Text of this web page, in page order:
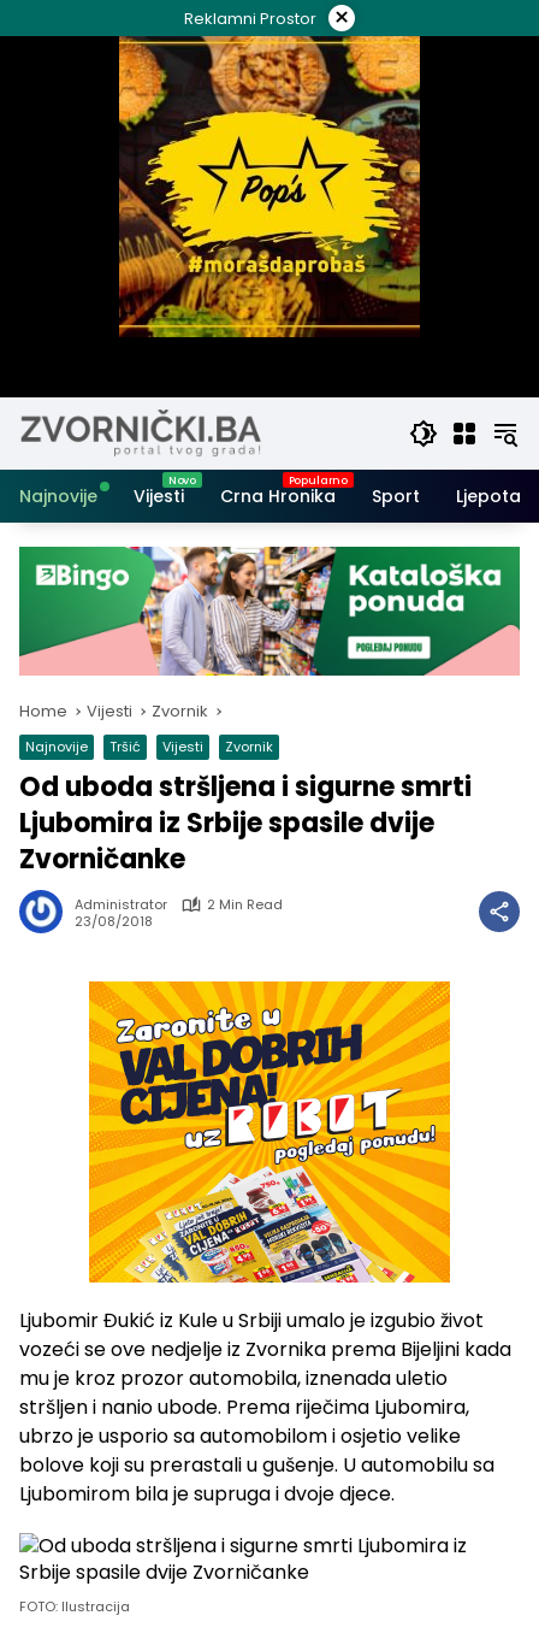
to
Reklamni Prostor ×
Najnovije Vijesti Crna Hronika Sport Ljepota i
Home Vijesti Zvornik
Najnovije Tršić Vijesti Zvornik
Od uboda stršljena i sigurne smrti
Ljubomira iz Srbije spasile dvije
Zvorničanke
Administrator
2 Min Read
23/08/2018
Ljubomir Đukić iz Kule u Srbiji umalo je izgubio život
vozeći se ove nedjelje iz Zvornika prema Bijeljini kada
mu je kroz prozor automobila, iznenada uletio
stršljen i nanio ubode. Prema riječima Ljubomira,
ubrzo je usporio sa automobilom i osjetio velike
bolove koji su prerastali u gušenje. U automobilu sa
Ljubomirom bila je supruga i dvoje djece.
FOTO: Ilustracija